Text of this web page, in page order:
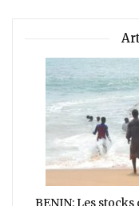
BENIN: Les